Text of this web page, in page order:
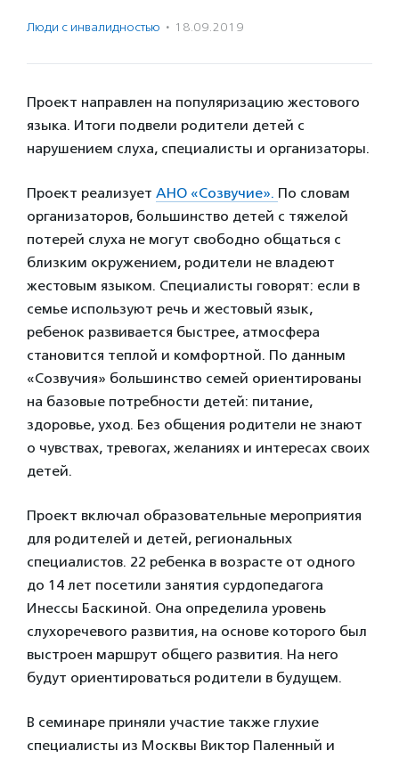
Люди с инвалидностью · 18.09.2019
Проект направлен на популяризацию жестового
языка. Итоги подвели родители детей с
нарушением слуха, специалисты и организаторы.
Проект реализует АНО «Созвучие». По словам
организаторов, большинство детей с тяжелой
потерей слуха не могут свободно общаться с
близким окружением, родители не владеют
жестовым языком. Специалисты говорят: если в
семье используют речь и жестовый язык,
ребенок развивается быстрее, атмосфера
становится теплой и комфортной. По данным
«Созвучия» большинство семей ориентированы
на базовые потребности детей: питание,
здоровье, уход. Без общения родители не знают
о чувствах, тревогах, желаниях и интересах своих
детей.
Проект включал образовательные мероприятия
для родителей и детей, региональных
специалистов. 22 ребенка в возрасте от одного
до 14 лет посетили занятия сурдопедагога
Инессы Баскиной. Она определила уровень
слухоречевого развития, на основе которого был
выстроен маршрут общего развития. На него
будут ориентироваться родители в будущем.
В семинаре приняли участие также глухие
специалисты из Москвы Виктор Паленный и